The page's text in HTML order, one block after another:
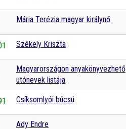
Mária Terézia magyar királynő
Székely Kriszta
Magyarországon anyakönyvezhető
utónevek listája
Csíksomlyói búcsú
Ady Endre